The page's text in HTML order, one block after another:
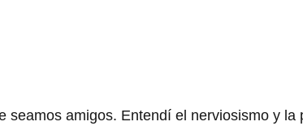
amigos. Entendí el nerviosismo y la